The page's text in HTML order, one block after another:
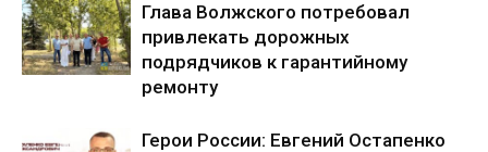
Глава Волжского потребовал
привлекать дорожных
подрядчиков к гарантийному
ремонту
Герои России: Евгений Остапенко